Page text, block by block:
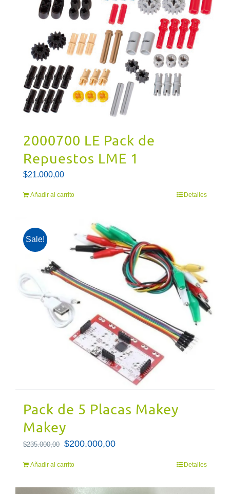
2000700 LE Pack de
Repuestos LME 1
$21.000,00
Añadir al carrito Detalles
Sale!
Pack de 5 Placas Makey
Makey
$235.000,00 El
era:
$200.000,00El
es:
Añadir al carrito Detalles